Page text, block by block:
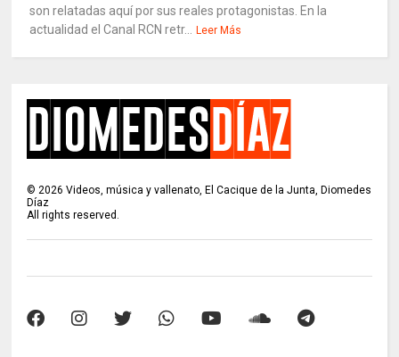
son relatadas aquí por sus reales protagonistas. En la
actualidad el Canal RCN retr...
Leer Más
© 2026 Videos, música y vallenato, El Cacique de la Junta, Diomedes
Díaz
All rights reserved.